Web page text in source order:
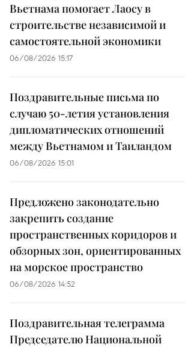
Вьетнама помогает Лаосу в
строительстве независимой и
самостоятельной экономики
06/08/2026 15:17
Поздравительные письма по
случаю 50-летия установления
дипломатических отношений
между Вьетнамом и Таиландом
06/08/2026 15:01
Предложено законодательно
закрепить создание
пространственных коридоров и
обзорных зон, ориентированных
на морское пространство
06/08/2026 14:52
Поздравительная телеграмма
Председателю Национальной